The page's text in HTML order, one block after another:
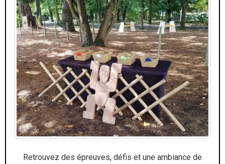
Retrouvez des épreuves, défis et une ambiance de